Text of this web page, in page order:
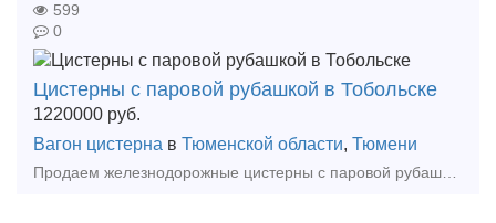
599
0
Цистерны с паровой рубашкой в Тобольске
1220000 руб.
Вагон цистерна в Тюменской области, Тюмени